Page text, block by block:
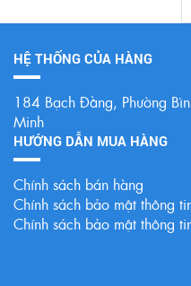
HỆ THỐNG CỦA HÀNG
184 Bạch Đằng, Phường
Minh
HƯỚNG DẪN MUA HÀNG
Chính sách bán hàng
Chính sách bảo mật thông
Chính sách bảo mật thông